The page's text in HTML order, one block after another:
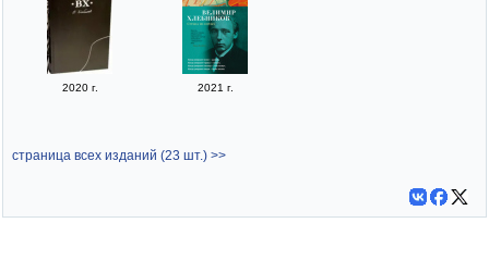
2020 г. 2021 г.
страница всех изданий (23 шт.) >>